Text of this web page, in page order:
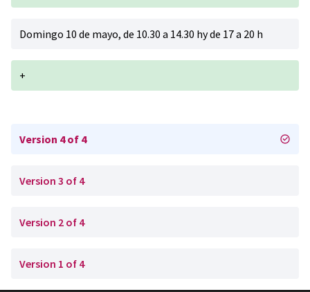
Domingo 10 de mayo, de 10.30 a 14.30 hy de 17 a 20 h
+
Version 4 of 4
Version 3 of 4
Version 2 of 4
Version 1 of 4